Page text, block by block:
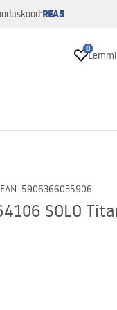
REA5
0
EAN: 5906366035906
SOLO